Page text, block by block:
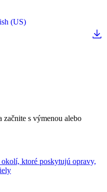
(US)
začnite s výmenou alebo
ktoré poskytujú opravy,